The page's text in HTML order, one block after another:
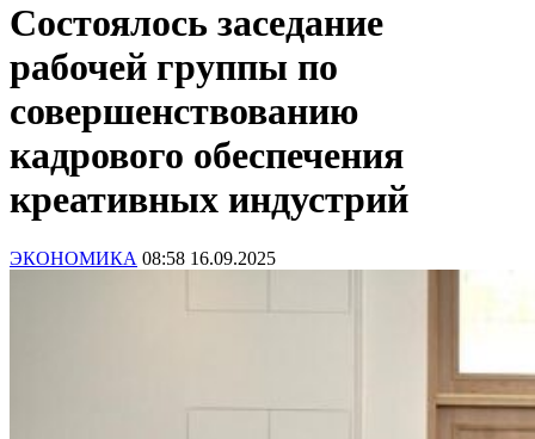
Состоялось заседание
рабочей группы по
совершенствованию
кадрового обеспечения
креативных индустрий
ЭКОНОМИКА 08:58 16.09.2025